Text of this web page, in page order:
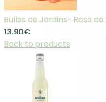
Bulles de Jardins- Rose
13.90€
Back to products